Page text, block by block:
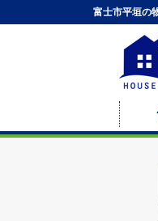
富士市平垣の